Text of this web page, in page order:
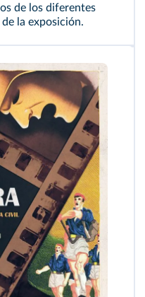
de los diferentes
la exposición.